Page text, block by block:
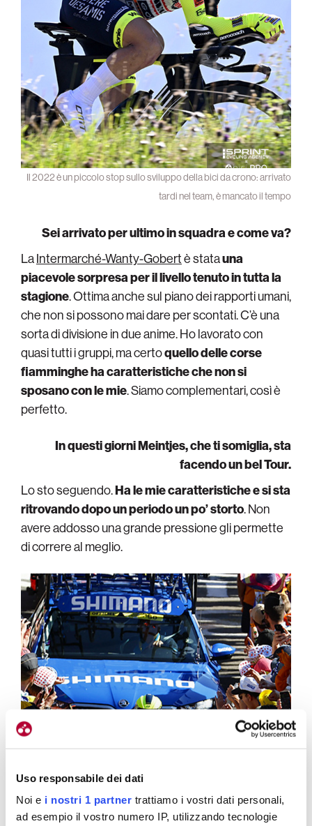
Uso responsabile dei dati
Noi e i nostri 1 partner trattiamo i vostri dati personali,
ad esempio il vostro numero IP, utilizzando tecnologie
Il 2022 è un piccolo stop sullo sviluppo della bici da crono: arrivato
tardi nel team, è mancato il tempo
Sei arrivato per ultimo in squadra e come va?
LaIntermarché-Wanty-Gobertè statauna
piacevole sorpresa per il livello tenuto in tutta la
stagione. Ottima anche sul piano dei rapporti umani,
che non si possono mai dare per scontati. C’è una
sorta di divisione in due anime. Ho lavorato con
quasi tutti i gruppi, ma certoquello delle corse
fiamminghe ha caratteristiche che non si
sposano con le mie. Siamo complementari, così è
perfetto.
In questi giorni Meintjes, che ti somiglia, sta
facendo un bel Tour.
Lo sto seguendo.Ha le mie caratteristiche e si sta
ritrovando dopo un periodo un po’ storto. Non
avere addosso una grande pressione gli permette
di correre al meglio.